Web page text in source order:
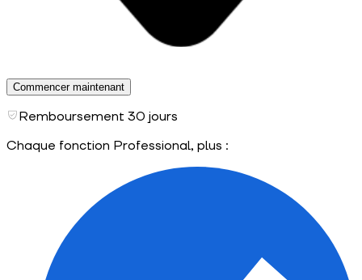
Commencer maintenant
Remboursement 30 jours
Chaque fonction Professional, plus :